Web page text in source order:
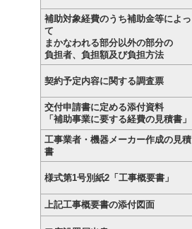
補助対象経費のうち補助金等によっ
て
まかなわれる部分以外の部分の
負担者、負担額及び負担方法
契約予定内容に関する調査票
交付申請書に定める添付資料
「補助事業に要する経費の見積書」
工事業者・機器メーカー作成の見積
書
様式第1号別紙2「工事概要書」
上記工事概要書の添付図面